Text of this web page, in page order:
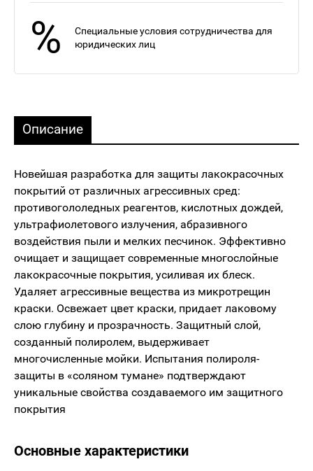
%
Специальные условия сотрудничества для
юридических лиц
Описание
Новейшая разработка для защиты лакокрасочных
покрытий от различных агрессивных сред:
противогололедных реагентов, кислотных дождей,
ультрафиолетового излучения, абразивного
воздействия пыли и мелких песчинок. Эффективно
очищает и защищает современные многослойные
лакокрасочные покрытия, усиливая их блеск.
Удаляет агрессивные вещества из микротрещин
краски. Освежает цвет краски, придает лаковому
слою глубину и прозрачность. Защитный слой,
созданный полиролем, выдерживает
многочисленные мойки. Испытания полироля-
защиты в «соляном тумане» подтверждают
уникальные свойства создаваемого им защитного
покрытия
Основные характеристики